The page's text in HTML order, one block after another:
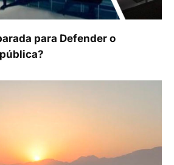
para Defender o